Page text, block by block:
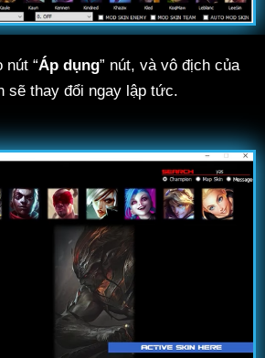
nút “Áp dụng” nút, và vô địch của
sẽ thay đổi ngay lập tức.